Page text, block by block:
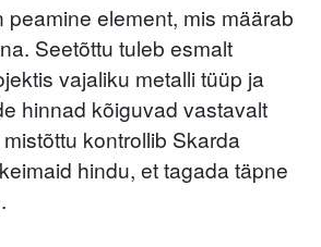
peamine element, mis määrab
Seetõttu tuleb esmalt
vajaliku metalli tüüp ja
hinnad kõiguvad vastavalt
kontrollib Skarda
hindu, et tagada täpne